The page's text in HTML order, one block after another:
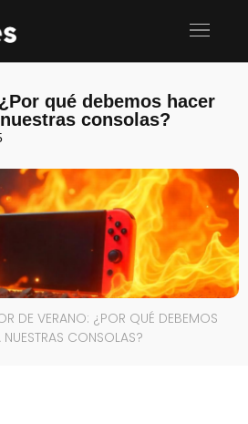
DE VERANO: ¿POR QUÉ DEBEMOS
CONSOLAS?
qué debemos hacer
consolas?